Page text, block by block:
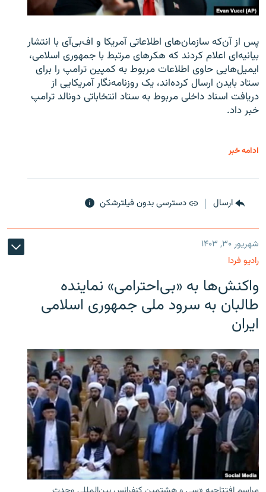
پس از آن‌که سازمان‌های اطلاعاتی آمریکا و اف‌بی‌آی با انتشار
بیانیه‌ای اعلام کردند که هکرهای مرتبط با جمهوری اسلامی،
ایمیل‌هایی حاوی اطلاعات مربوط به کمپین ترامپ را برای
ستاد بایدن ارسال کرده‌اند، یک روزنامه‌نگار آمریکایی از
دریافت اسناد داخلی مربوط به ستاد انتخاباتی دونالد ترامپ
خبر داد.
ادامه خبر
ارسال دسترسی بدون فیلترشکن
شهریور ۳۰, ۱۴۰۳
رادیو فردا
واکنش‌ها به «بی‌احترامی» نماینده
طالبان به سرود ملی جمهوری اسلامی
ایران